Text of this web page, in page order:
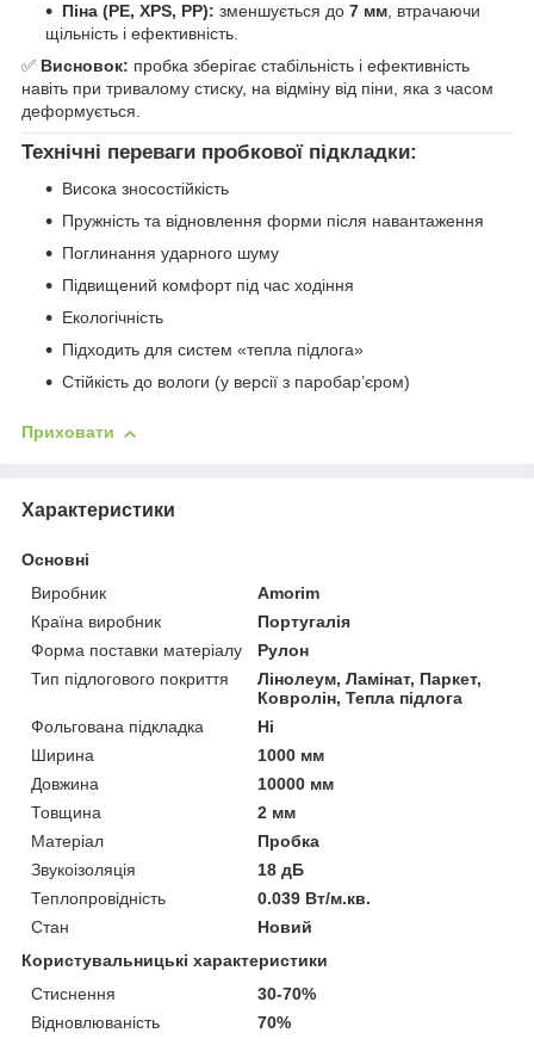
Піна (PE, XPS, PP): зменшується до 7 мм, втрачаючи
щільність і ефективність.
✅ Висновок: пробка зберігає стабільність і ефективність
навіть при тривалому стиску, на відміну від піни, яка з часом
деформується.
Технічні переваги пробкової підкладки:
Висока зносостійкість
Пружність та відновлення форми після навантаження
Поглинання ударного шуму
Підвищений комфорт під час ходіння
Екологічність
Підходить для систем «тепла підлога»
Стійкість до вологи (у версії з паробар’єром)
Приховати
Характеристики
Основні
Виробник
Amorim
Країна виробник
Португалія
Форма поставки матеріалу
Рулон
Тип підлогового покриття
Лінолеум, Ламінат, Паркет,
Ковролін, Тепла підлога
Фольгована підкладка
Ні
Ширина
1000 мм
Довжина
10000 мм
Товщина
2 мм
Матеріал
Пробка
Звукоізоляція
18 дБ
Теплопровідність
0.039 Вт/м.кв.
Стан
Новий
Користувальницькі характеристики
Стиснення
30-70%
Відновлюваність
70%